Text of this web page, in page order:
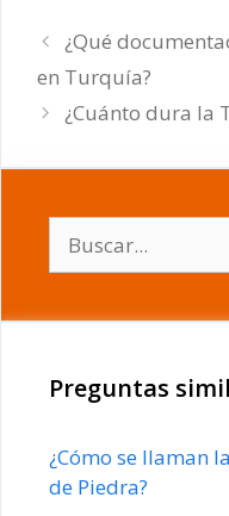
¿Qué
en Turquía?
¿Cuánto dura la
Preguntas
¿Cómo se llaman
de Piedra?